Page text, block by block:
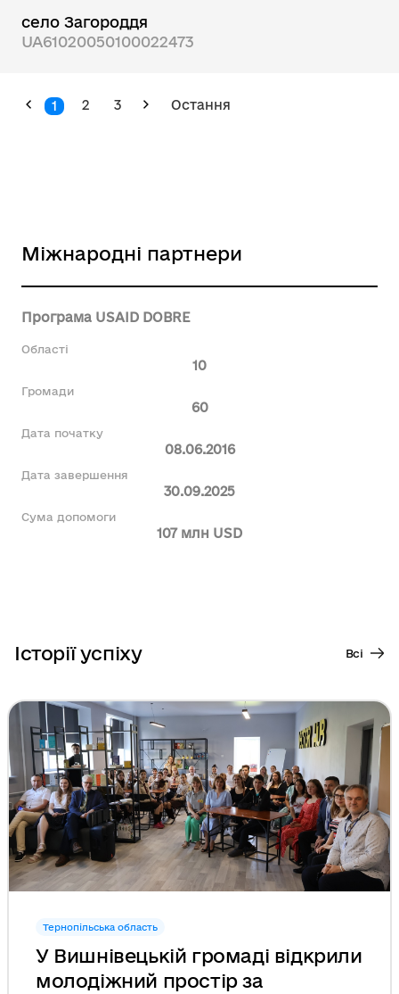
село Загороддя
UA61020050100022473
1 2 3 Остання
Міжнародні партнери
Програма USAID DOBRE
Області
10
Громади
60
Дата початку
08.06.2016
Дата завершення
30.09.2025
Сума допомоги
107 млн USD
Історії успіху Всі
Тернопільська область
У Вишнівецькій громаді відкрили
молодіжний простір за